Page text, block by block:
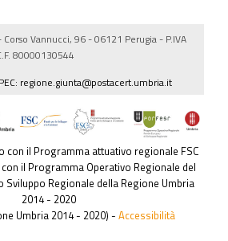
Vannucci, 96 - 06121 Perugia - P.IVA
80000130544
PEC: regione.giunta@postacert.umbria.it
il Programma attuativo regionale FSC
il Programma Operativo Regionale del
Sviluppo Regionale della Regione Umbria
2014 - 2020
Umbria 2014 - 2020) - Accessibilità